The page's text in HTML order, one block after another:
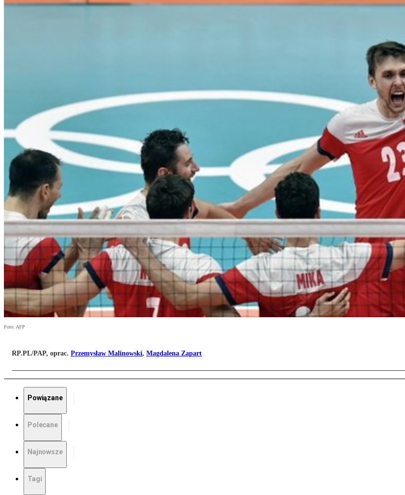
Foto: AFP
RP.PL/PAP, oprac. Przemysław Malinowski, Magdalena Zapart
Powiązane
Polecane
Najnowsze
Tagi